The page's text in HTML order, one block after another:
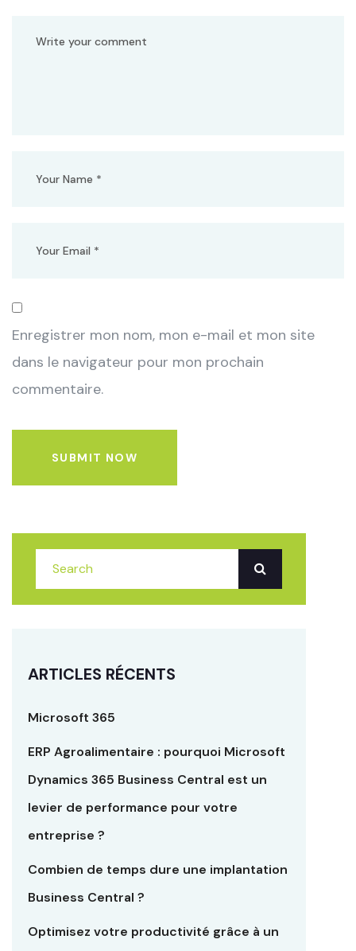
Enregistrer mon nom, mon e-mail et mon site
dans le navigateur pour mon prochain
commentaire.
SUBMIT NOW
ARTICLES RÉCENTS
Microsoft 365
ERP Agroalimentaire : pourquoi Microsoft
Dynamics 365 Business Central est un
levier de performance pour votre
entreprise ?
Combien de temps dure une implantation
Business Central ?
Optimisez votre productivité grâce à un